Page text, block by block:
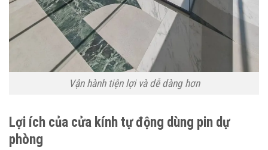
Vận hành tiện lợi và dễ dàng hơn
Lợi ích của cửa kính tự động dùng pin dự
phòng